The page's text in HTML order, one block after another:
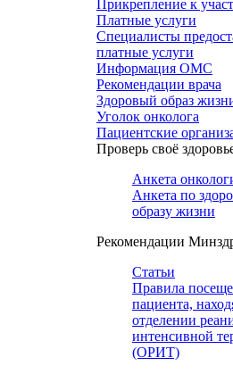
Прикрепление к
Платные услуги
Специалисты
платные услуги
Информация ОМС
Рекомендации врача
Здоровый образ
Уголок онколога
Пациентские
Проверь своё
Анкета
Анкета по
образу жизни
Рекомендации
Статьи
Правила
пациента,
отделении
интенсивной
(ОРИТ)